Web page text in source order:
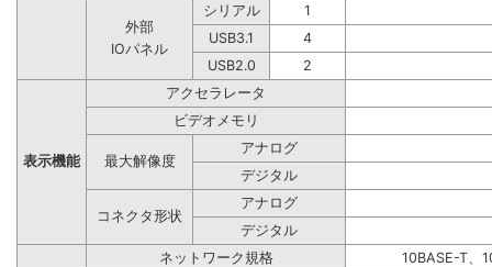
外部
IOパネル
シリアル
1
USB3.1
4
USB2.0
2
表示機能
アクセラレータ
ビデオメモリ
最大解像度
アナログ
デジタル
コネクタ形状
アナログ
デジタル
ネットワーク規格 10BASE-T、